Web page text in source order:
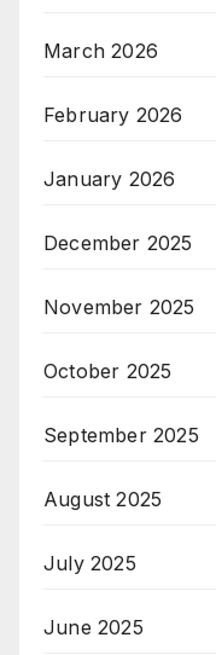
March 2026
February 2026
January 2026
December 2025
November 2025
October 2025
September 2025
August 2025
July 2025
June 2025